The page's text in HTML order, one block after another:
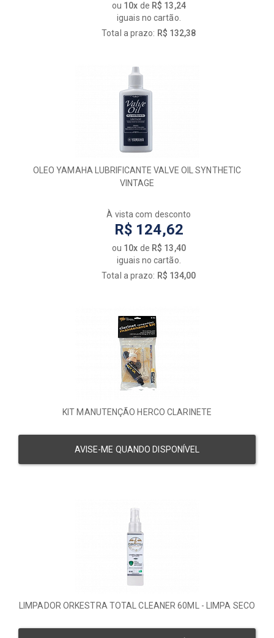
ou 10x de R$ 13,24
iguais no cartão.
Total a prazo: R$ 132,38
OLEO YAMAHA LUBRIFICANTE VALVE OIL SYNTHETIC
VINTAGE
À vista com desconto
R$ 124,62
ou 10x de R$ 13,40
iguais no cartão.
Total a prazo: R$ 134,00
KIT MANUTENÇÃO HERCO CLARINETE
AVISE-ME QUANDO DISPONÍVEL
LIMPADOR ORKESTRA TOTAL CLEANER 60ML - LIMPA SECO